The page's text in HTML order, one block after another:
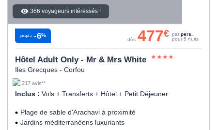
366 voyageurs intéressés !
Hôtel Adult Only - Mr & Mrs White
Iles Grecques - Corfou
217 avis**
Inclus : Vols + Transferts + Hôtel + Petit Déjeuner
Plage de sable d'Arachavi à proximité
Jardins méditerranéens luxuriants
jusqu’à -6%
dès 477€ par pers.
pour 5 nuits